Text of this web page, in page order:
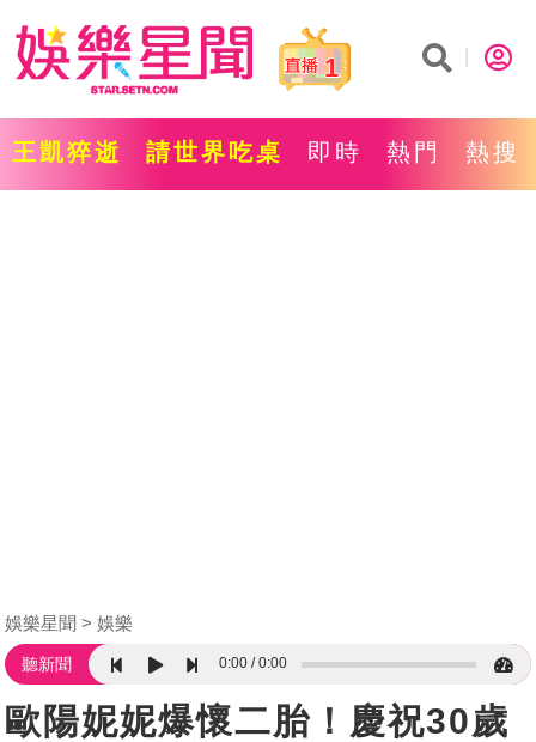
1
王凱猝逝 請世界吃桌 即時 熱門 熱搜
娛樂星聞 娛樂
聽新聞 0:00 0:00
歐陽妮妮爆懷二胎！慶祝30歲